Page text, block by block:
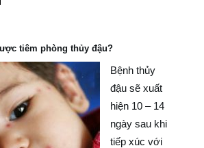
tiêm phòng thủy đậu?
Bệnh thủy
đậu sẽ xuất
hiện 10 – 14
ngày sau khi
tiếp xúc với